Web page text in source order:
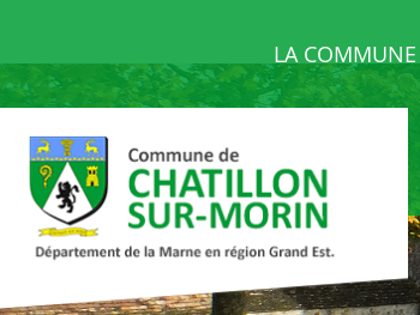
LA COMMUNE